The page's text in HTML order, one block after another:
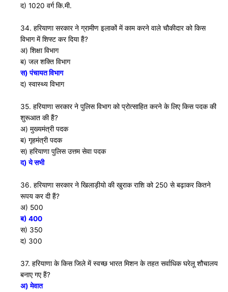
द) 1020 वर्ग कि.मी.
34. हरियाणा सरकार ने ग्रामीण इलाकों में काम करने वाले चौकीदार को किस
विभाग में शिफ्ट कर दिया हैं?
अ) शिक्षा विभाग
ब) जल शक्ति विभाग
स) पंचायत विभाग
द) स्वास्थ्य विभाग
35. हरियाणा सरकार ने पुलिस विभाग को प्रोत्साहित करने के लिए किस पदक की
शुरूआत की हैं?
अ) मुख्यमंत्री पदक
ब) गृहमंत्री पदक
स) हरियाणा पुलिस उत्तम सेवा पदक
द) ये सभी
36. हरियाणा सरकार ने खिलाड़ीयो की खुराक राशि को 250 से बढ़ाकर कितने
रूपय कर दी हैं?
अ) 500
ब) 400
स) 350
द) 300
37. हरियाणा के किस जिले में स्वच्छ भारत मिशन के तहत सर्वाधिक घरेलू शौचालय
बनाए गए हैं?
अ) मेवात